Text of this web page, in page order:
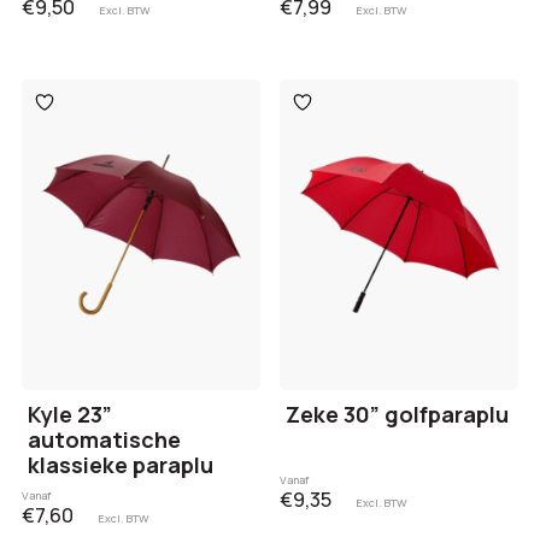
€9,50 Excl. BTW €7,99 Excl. BTW
Toevoegen
aan
Kyle 23”
automatische
klassieke paraplu
Vanaf
€7,60 Excl. BTW
Toevoegen
aan
Zeke 30” golfparaplu
Vanaf
€9,35 Excl. BTW